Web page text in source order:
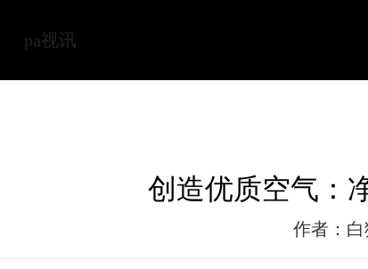
pa视讯
创造优质空气：
作者：